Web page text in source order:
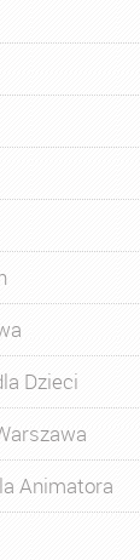
Dzieci
Animatora